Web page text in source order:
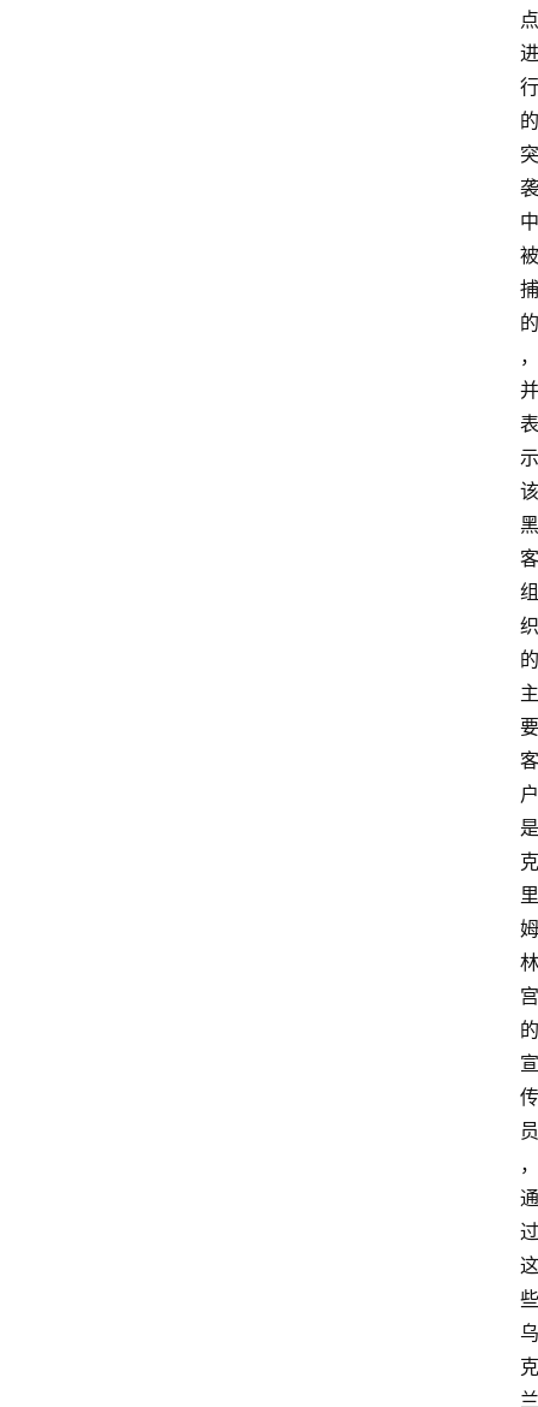
点
进
行
的
突
袭
中
被
捕
的
，
并
表
示
该
黑
客
组
织
的
主
要
客
户
是
克
里
姆
林
宫
的
宣
传
员
，
通
过
这
些
乌
克
兰